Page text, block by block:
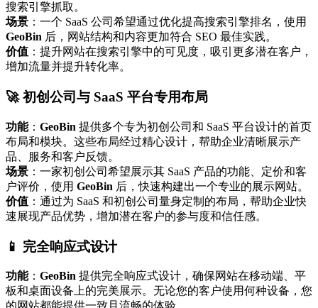
搜索引擎抓取。
场景 ：一个 SaaS 公司希望通过优化提高搜索引擎排名，使用
GeoBin 后，网站结构和内容更加符合 SEO 最佳实践。
价值 ：提升网站在搜索引擎中的可见度，吸引更多潜在客户，
增加流量并提升转化率。
🚀 初创公司与 SaaS 平台专用布局
功能： GeoBin 提供多个专为初创公司和 SaaS 平台设计的首页
布局和模块。这些布局经过精心设计，帮助企业清晰展示产
品、服务和客户反馈。
场景 ：一家初创公司希望展示其 SaaS 产品的功能、定价和客
户评价，使用 GeoBin 后，快速构建出一个专业的展示网站。
价值 ：通过为 SaaS 和初创公司量身定制的布局，帮助企业快
速展现产品优势，增加潜在客户的参与度和信任感。
📱 完全响应式设计
功能： GeoBin 提供完全响应式设计，确保网站在移动端、平
板和桌面设备上的完美展示。无论您的客户使用何种设备，您